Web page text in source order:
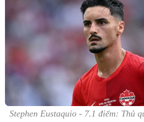
Stephen Eustaquio - 7.1 điểm: Thủ